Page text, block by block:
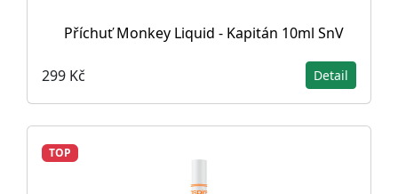
Příchuť Monkey Liquid - Kapitán 10ml SnV
299 Kč Detail
TOP